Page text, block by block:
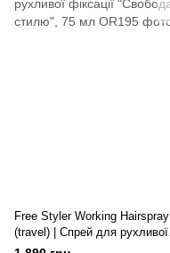
Free Styler Working Hairspray
(travel) | Спрей для рухливої
фіксації "Свобода стилю", 75